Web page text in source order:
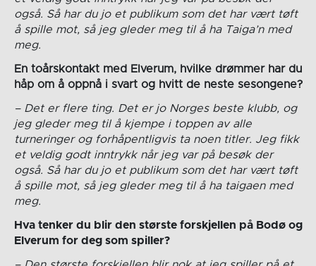
også. Så har du jo et publikum som det har vært tøft
å spille mot, så jeg gleder meg til å ha Taiga’n med
meg.
En toårskontakt med Elverum, hvilke drømmer har du
håp om å oppnå i svart og hvitt de neste sesongene?
– Det er flere ting. Det er jo Norges beste klubb, og
jeg gleder meg til å kjempe i toppen av alle
turneringer og forhåpentligvis ta noen titler. Jeg fikk
et veldig godt inntrykk når jeg var på besøk der
også. Så har du jo et publikum som det har vært tøft
å spille mot, så jeg gleder meg til å ha taigaen med
meg.
Hva tenker du blir den største forskjellen på Bodø og
Elverum for deg som spiller?